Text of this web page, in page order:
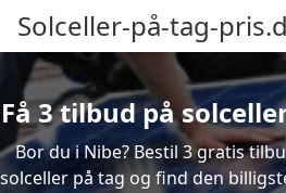
Solceller-på-tag-
Få 3 tilbud på
Bor du i Nibe? Bestil 3 gratis
solceller på tag og find den